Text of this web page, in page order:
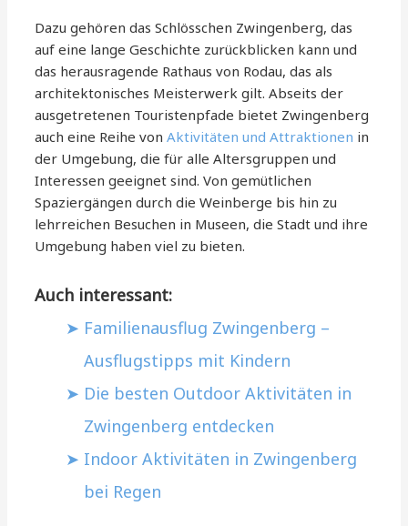
Dazu gehören das Schlösschen Zwingenberg, das
auf eine lange Geschichte zurückblicken kann und
das herausragende Rathaus von Rodau, das als
architektonisches Meisterwerk gilt. Abseits der
ausgetretenen Touristenpfade bietet Zwingenberg
auch eine Reihe vonAktivitäten und Attraktionen in
der Umgebung, die für alle Altersgruppen und
Interessen geeignet sind. Von gemütlichen
Spaziergängen durch die Weinberge bis hin zu
lehrreichen Besuchen in Museen, die Stadt und ihre
Umgebung haben viel zu bieten.
Auch interessant:
Familienausflug Zwingenberg –
Ausflugstipps mit Kindern
Die besten Outdoor Aktivitäten in
Zwingenberg entdecken
Indoor Aktivitäten in Zwingenberg
bei Regen